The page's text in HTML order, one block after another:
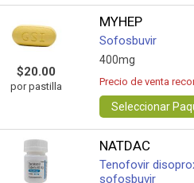
$20.00
por pastilla
MYHEP
Sofosbuvir
400mg
Precio de venta
Seleccionar
NATDAC
Tenofovir
sofosbuvir